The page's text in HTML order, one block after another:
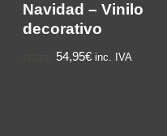
Navidad – Vinilo
decorativo
54,95€ inc. IVA